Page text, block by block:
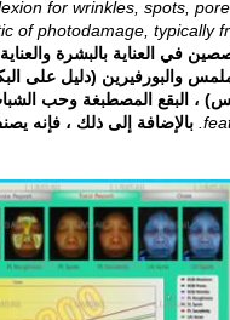
for wrinkles, spots,
of photodamage, typically
في العناية بالبشرة
والبورفيرين (دليل على
، البقع المصطبغة وحب
بالإضافة إلى ذلك ، فإنه